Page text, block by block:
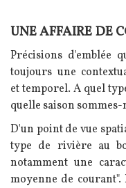
Texte
UNE AFFAIRE DE
Précisions d'emblée
toujours une
et temporel. A quel
quelle saison sommes-
D'un point de vue
type de rivière au
notamment une
moyenne de